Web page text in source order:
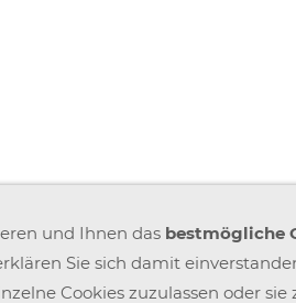
VERSAND & ZAHLUNG
GEMEINSAM STÄRKER
und Ihnen das bestmögliche
Sie sich damit
Cookies zuzulassen oder sie